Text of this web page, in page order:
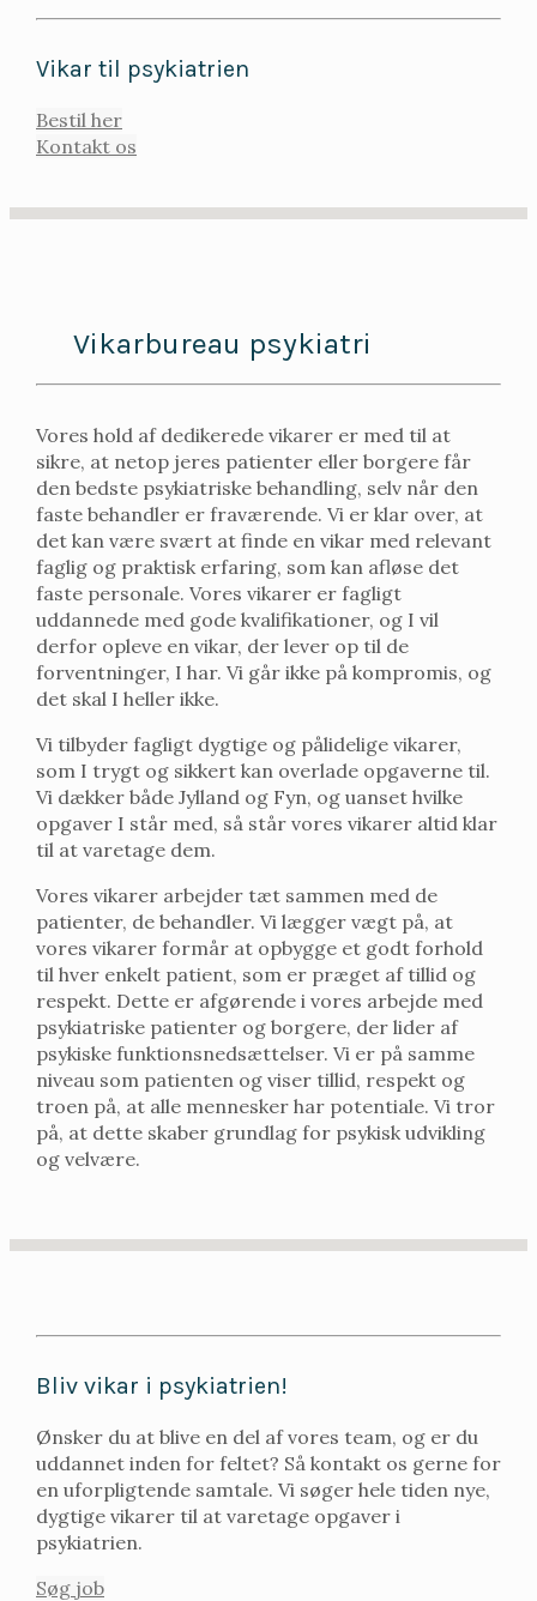
Vikar til psykiatrien
Bestil her
Kontakt os
Vikarbureau psykiatri
Vores hold af dedikerede vikarer er med til at
sikre, at netop jeres patienter eller borgere får
den bedste psykiatriske behandling, selv når den
faste behandler er fraværende. Vi er klar over, at
det kan være svært at finde en vikar med relevant
faglig og praktisk erfaring, som kan afløse det
faste personale. Vores vikarer er fagligt
uddannede med gode kvalifikationer, og I vil
derfor opleve en vikar, der lever op til de
forventninger, I har. Vi går ikke på kompromis, og
det skal I heller ikke.
Vi tilbyder fagligt dygtige og pålidelige vikarer,
som I trygt og sikkert kan overlade opgaverne til.
Vi dækker både Jylland og Fyn, og uanset hvilke
opgaver I står med, så står vores vikarer altid klar
til at varetage dem.
Vores vikarer arbejder tæt sammen med de
patienter, de behandler. Vi lægger vægt på, at
vores vikarer formår at opbygge et godt forhold
til hver enkelt patient, som er præget af tillid og
respekt. Dette er afgørende i vores arbejde med
psykiatriske patienter og borgere, der lider af
psykiske funktionsnedsættelser. Vi er på samme
niveau som patienten og viser tillid, respekt og
troen på, at alle mennesker har potentiale. Vi tror
på, at dette skaber grundlag for psykisk udvikling
og velvære.
Bliv vikar i psykiatrien!
Ønsker du at blive en del af vores team, og er du
uddannet inden for feltet? Så kontakt os gerne for
en uforpligtende samtale. Vi søger hele tiden nye,
dygtige vikarer til at varetage opgaver i
psykiatrien.
Søg job